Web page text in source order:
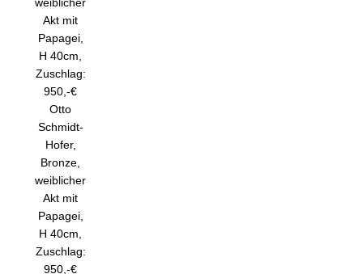
Otto
Schmidt-
Hofer,
Bronze,
weiblicher
Akt mit
Papagei,
H 40cm,
Zuschlag:
950,-€